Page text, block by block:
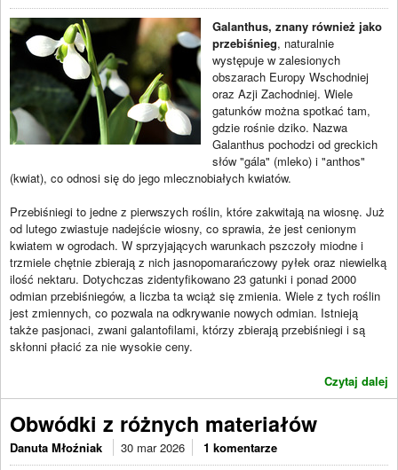
Galanthus, znany również jako
przebiśnieg, naturalnie
występuje w zalesionych
obszarach Europy Wschodniej
oraz Azji Zachodniej. Wiele
gatunków można spotkać tam,
gdzie rośnie dziko. Nazwa
Galanthus pochodzi od greckich
słów "gála" (mleko) i "anthos"
(kwiat), co odnosi się do jego mlecznobiałych kwiatów.
Przebiśniegi to jedne z pierwszych roślin, które zakwitają na wiosnę. Już
od lutego zwiastuje nadejście wiosny, co sprawia, że jest cenionym
kwiatem w ogrodach. W sprzyjających warunkach pszczoły miodne i
trzmiele chętnie zbierają z nich jasnopomarańczowy pyłek oraz niewielką
ilość nektaru. Dotychczas zidentyfikowano 23 gatunki i ponad 2000
odmian przebiśniegów, a liczba ta wciąż się zmienia. Wiele z tych roślin
jest zmiennych, co pozwala na odkrywanie nowych odmian. Istnieją
także pasjonaci, zwani galantofilami, którzy zbierają przebiśniegi i są
skłonni płacić za nie wysokie ceny.
Czytaj dalej
Obwódki z różnych materiałów
Danuta Młoźniak 30 mar 2026 1 komentarze